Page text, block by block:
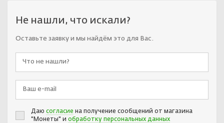
Не нашли, что искали?
Оставьте заявку и мы найдём это для Вас.
Даю согласие на получение сообщений от магазина
"Монеты" и обработку персональных данных